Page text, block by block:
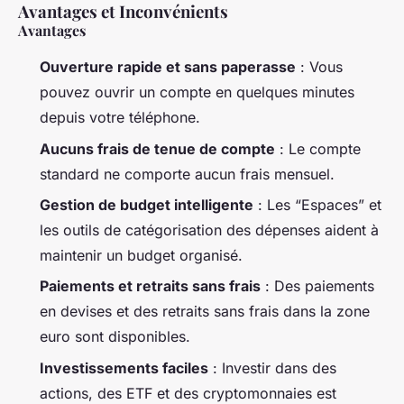
Avantages et Inconvénients
Avantages
Ouverture rapide et sans paperasse : Vous
pouvez ouvrir un compte en quelques minutes
depuis votre téléphone.
Aucuns frais de tenue de compte : Le compte
standard ne comporte aucun frais mensuel.
Gestion de budget intelligente : Les “Espaces” et
les outils de catégorisation des dépenses aident à
maintenir un budget organisé.
Paiements et retraits sans frais : Des paiements
en devises et des retraits sans frais dans la zone
euro sont disponibles.
Investissements faciles : Investir dans des
actions, des ETF et des cryptomonnaies est